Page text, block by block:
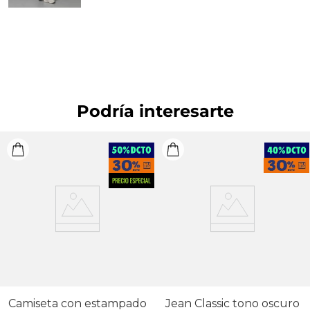
PROFESIONAL: No limpieza en seco. OTROS: Lavar
Podría interesarte
Camiseta con estampado
Jean Classic tono oscuro